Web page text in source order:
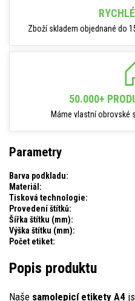
Zboží skladem objednané do
50.000+
Máme vlastní obrovské
Parametry
Barva podkladu:
Materiál:
Tisková technologie:
Provedení štítků:
Šířka štítku (mm):
Výška štítku (mm):
Počet etiket:
Popis produktu
Naše samolepicí etikety A4